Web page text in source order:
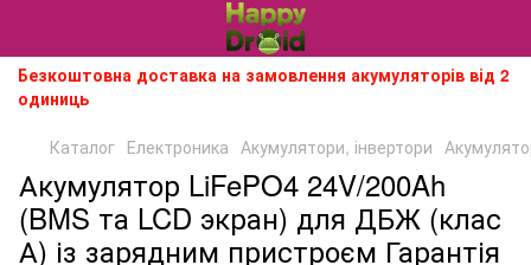
Безкоштовна доставка на замовлення акумуляторів від 2
одиниць
Каталог Електроника Акумулятори, інвертори
Акумулятор LiFePO4 24V/200Ah
(BMS та LCD экран) для ДБЖ (клас
А) із зарядним пристроєм Гарантія